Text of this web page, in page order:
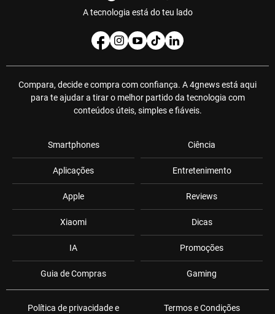
A tecnologia está do teu lado
Compara, decide e compra com confiança. A 4gnews está aqui
para te ajudar a tirar o melhor partido da tecnologia com
conteúdos úteis, simples e fiáveis.
Smartphones
Aplicações
Apple
Xiaomi
IA
Guia de Compras
Ciência
Entretenimento
Reviews
Dicas
Promoções
Gaming
Política de privacidade e Termos e Condições